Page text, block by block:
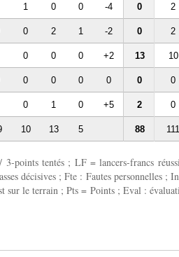
1 0 0 -4 0 2
0 2 1 -2 0 2
0 0 0 +2 13 10
0 0 0 0 0 0
0 1 0 +5 2 0
10 13 5 88 111
points tentés ; LF = lancers-francs
décisives ; Fte : Fautes personnelles ;
sur le terrain ; Pts = Points ; Eval :